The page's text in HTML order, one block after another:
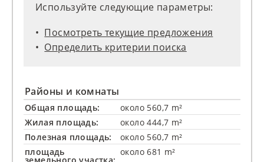
Используйте следующие параметры:
Посмотреть текущие предложения
Определить критерии поиска
Районы и комнаты
Общая площадь:
около 560,7 m²
Жилая площадь:
около 444,7 m²
Полезная площадь:
около 560,7 m²
площадь
около 681 m²